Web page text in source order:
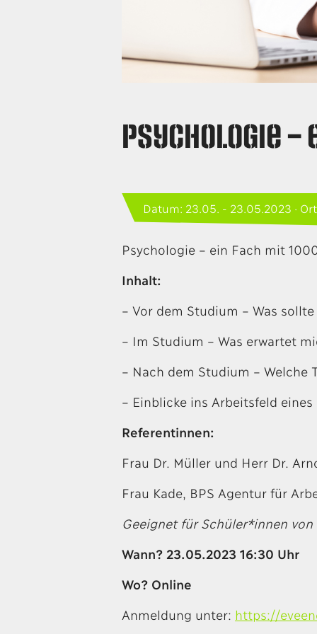
Psychologie –
Datum: 23.05. - 23.05.2023 ·
Psychologie – ein Fach mit
Inhalt:
– Vor dem Studium – Was
– Im Studium – Was erwartet
– Nach dem Studium – Welche
– Einblicke ins Arbeitsfeld
Referentinnen:
Frau Dr. Müller und Herr Dr.
Frau Kade, BPS Agentur für
Geeignet für Schüler*innen von
Wann? 23.05.2023 16:30 Uhr
Wo? Online
Anmeldung unter: https://